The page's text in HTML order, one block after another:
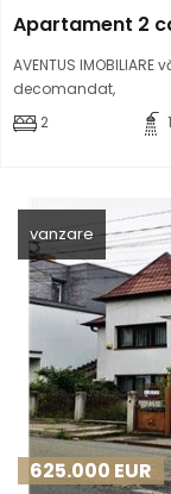
Apartament 2
AVENTUS
decomandat,
2
1
vanzare
625.000 EUR